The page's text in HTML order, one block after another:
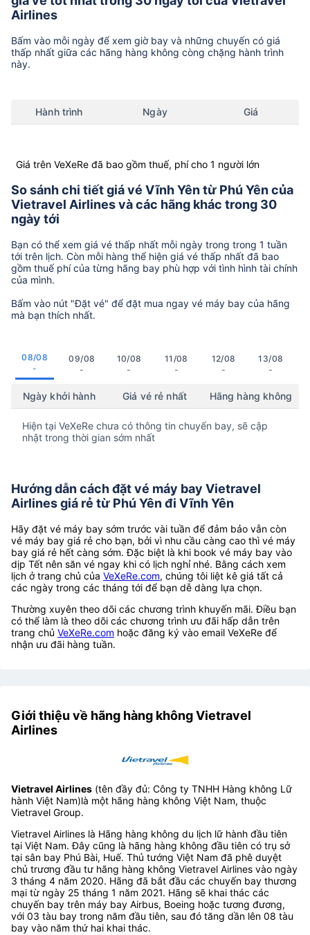
Airlines
Bấm vào mỗi ngày để xem giờ bay và những chuyến có giá
thấp nhất giữa các hãng hàng không còng chặng hành trình
này.
Hành trình Ngày Giá
Giá trên VeXeRe đã bao gồm thuế, phí cho 1 người lớn
So sánh chi tiết giá vé Vĩnh Yên từ Phú Yên của
Vietravel Airlines và các hãng khác trong 30
ngày tới
Bạn có thể xem giá vé thấp nhất mỗi ngày trong trong 1 tuần
tới trên lịch. Còn mỗi hàng thể hiện giá vé thấp nhất đã bao
gồm thuế phí của từng hãng bay phù hợp với tình hình tài chính
của mình.
Bấm vào nút "Đặt vé" để đặt mua ngay vé máy bay của hãng
mà bạn thích nhất.
08/08
-
09/08
-
10/08
-
11/08
-
12/08
-
13/08
-
Ngày khởi hành Giá vé rẻ nhất Hãng hàng không
Hiện tại VeXeRe chưa có thông tin chuyến bay, sẽ cập
nhật trong thời gian sớm nhất
Hướng dẫn cách đặt vé máy bay Vietravel
Airlines giá rẻ từ Phú Yên đi Vĩnh Yên
Hãy đặt vé máy bay sớm trước vài tuần để đảm bảo vẫn còn
vé máy bay giá rẻ cho bạn, bởi vì nhu cầu càng cao thì vé máy
bay giá rẻ hết càng sớm. Đặc biệt là khi book vé máy bay vào
dịp Tết nên săn vé ngay khi có lịch nghỉ nhé. Bằng cách xem
lịch ở trang chủ của VeXeRe.com, chúng tôi liệt kê giá tất cả
các ngày trong các tháng tới để bạn dễ dàng lựa chọn.
Thường xuyên theo dõi các chương trình khuyến mãi. Điều bạn
có thể làm là theo dõi các chương trình ưu đãi hấp dẫn trên
trang chủ VeXeRe.com hoặc đăng ký vào email VeXeRe để
nhận ưu đãi hàng tuần.
Giới thiệu về hãng hàng không Vietravel
Airlines
Vietravel Airlines (tên đầy đủ: Công ty TNHH Hàng không Lữ
hành Việt Nam)là một hãng hàng không Việt Nam, thuộc
Vietravel Group.
Vietravel Airlines là Hãng hàng không du lịch lữ hành đầu tiên
tại Việt Nam. Đây cũng là hãng hàng không đầu tiên có trụ sở
tại sân bay Phú Bài, Huế. Thủ tướng Việt Nam đã phê duyệt
chủ trương đầu tư hãng hàng không Vietravel Airlines vào ngày
3 tháng 4 năm 2020. Hãng đã bắt đầu các chuyến bay thương
mại từ ngày 25 tháng 1 năm 2021. Hãng sẽ khai thác các
chuyến bay trên máy bay Airbus, Boeing hoặc tương đương,
với 03 tàu bay trong năm đầu tiên, sau đó tăng dần lên 08 tàu
bay vào năm thứ hai khai thác.